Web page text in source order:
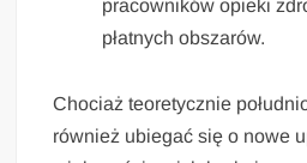
pracowników opieki
płatnych obszarów.
Chociaż teoretycznie
również ubiegać się o nowe